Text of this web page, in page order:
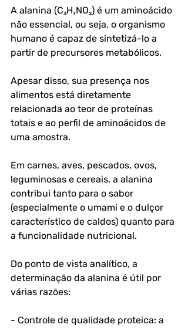
A alanina (C₃H₇NO₂) é um aminoácido
não essencial, ou seja, o organismo
humano é capaz de sintetizá-lo a
partir de precursores metabólicos.
Apesar disso, sua presença nos
alimentos está diretamente
relacionada ao teor de proteínas
totais e ao perfil de aminoácidos de
uma amostra.
Em carnes, aves, pescados, ovos,
leguminosas e cereais, a alanina
contribui tanto para o sabor
(especialmente o umami e o dulçor
característico de caldos) quanto para
a funcionalidade nutricional.
Do ponto de vista analítico, a
determinação da alanina é útil por
várias razões:
- Controle de qualidade proteica: a